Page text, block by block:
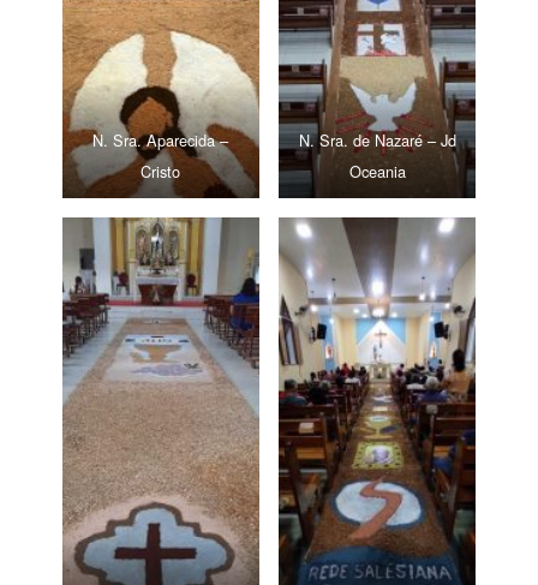
N. Sra. Aparecida –
Cristo
N. Sra. de Nazaré – Jd
Oceania